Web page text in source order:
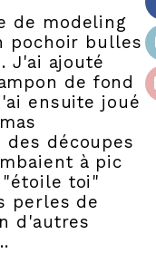
de modeling
pochoir bulles
J'ai ajouté
de fond
ensuite joué
découpes
à pic
toi"
perles de
d'autres